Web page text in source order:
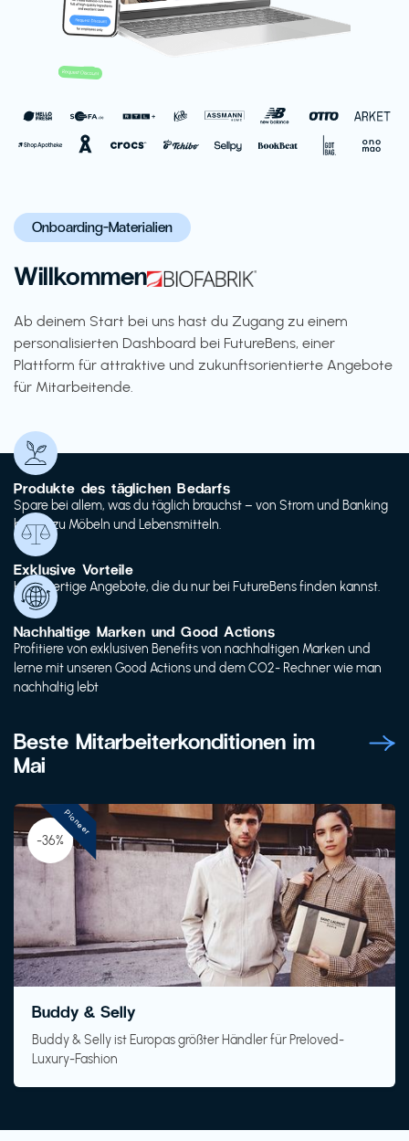
Onboarding-Materialien
Willkommen
Ab deinem Start bei uns hast du Zugang zu einem
personalisierten Dashboard bei FutureBens, einer
Plattform für attraktive und zukunftsorientierte Angebote
für Mitarbeitende.
Produkte des täglichen Bedarfs
Spare bei allem, was du täglich brauchst – von Strom und Banking
bis hin zu Möbeln und Lebensmitteln.
Exklusive Vorteile
Hochwertige Angebote, die du nur bei FutureBens finden kannst.
Nachhaltige Marken und Good Actions
Profitiere von exklusiven Benefits von nachhaltigen Marken und
lerne mit unseren Good Actions und dem CO2- Rechner wie man
nachhaltig lebt
Beste Mitarbeiterkonditionen im
Mai
-36%
Buddy & Selly
Buddy & Selly ist Europas größter Händler für Preloved-
Luxury-Fashion
Pioneer